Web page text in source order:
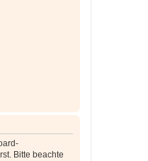
Bitte beachte